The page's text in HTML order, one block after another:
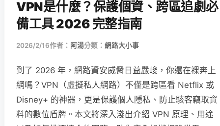
VPN是什麼？保護個資、跨區追劇必
備工具 2026 完整指南
2026/2/16作者： 阿湯分類： 網路大小事
到了 2026 年，網路資安威脅日益嚴峻，你還在裸奔上
網嗎？VPN（虛擬私人網路）不僅是跨區看 Netflix 或
Disney+ 的神器，更是保護個人隱私、防止駭客竊取資
料的數位盾牌。本文將深入淺出介紹 VPN 原理、用途